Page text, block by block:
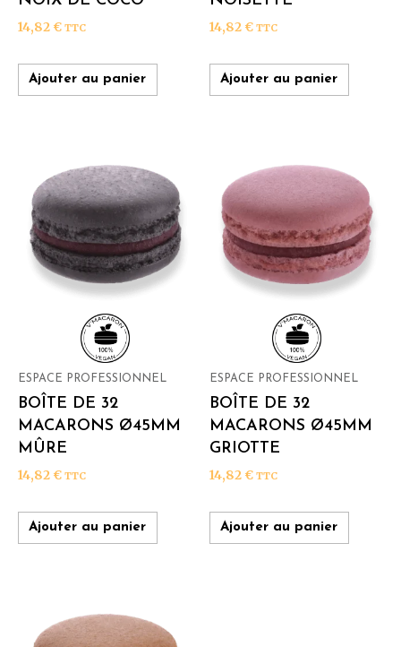
14,82 € TTC
Ajouter au panier
14,82 € TTC
Ajouter au panier
ESPACE PROFESSIONNEL
BOÎTE DE 32
MACARONS Ø45MM
MÛRE
14,82 € TTC
Ajouter au panier
ESPACE PROFESSIONNEL
BOÎTE DE 32
MACARONS Ø45MM
GRIOTTE
14,82 € TTC
Ajouter au panier